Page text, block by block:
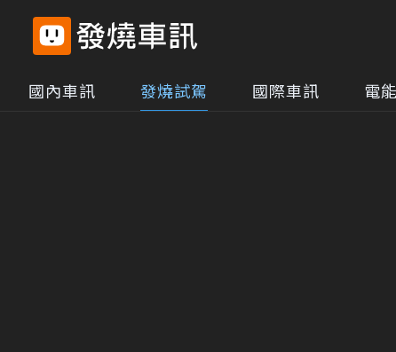
國內車訊 發燒試駕 國際車訊 電